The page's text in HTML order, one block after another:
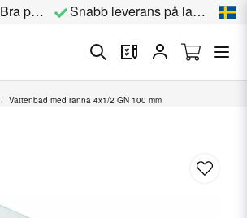
Bra priser Snabb leverans på lagervara
Vattenbad med ränna 4x1/2 GN 100 mm